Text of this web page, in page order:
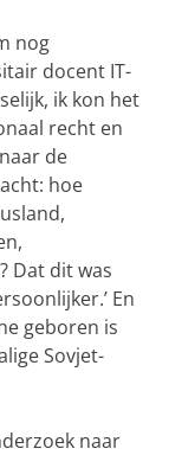
nog
docent IT-
ik kon het
recht en
de
hoe
Dat dit was
En
geboren is
Sovjet-
naar